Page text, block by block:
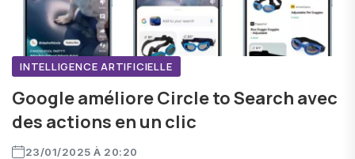
INTELLIGENCE ARTIFICIELLE
Google améliore Circle to Search avec
des actions en un clic
23/01/2025 À 20:20